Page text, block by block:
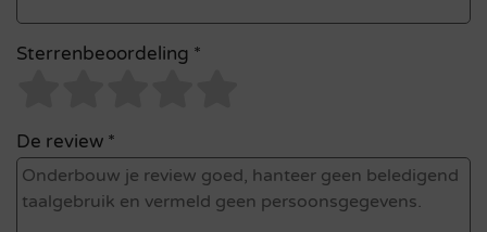
Sterrenbeoordeling *
De review *